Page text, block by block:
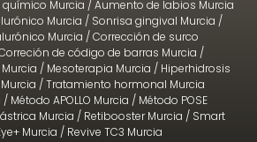
químico Murcia /Aumento de labios Murcia
Murcia / Sonrisa gingival Murcia /
Murcia /Corrección de surco
de código de barras Murcia /
/ Mesoterapia Murcia / Hiperhidrosis
/Tratamiento hormonal Murcia
/ Método APOLLO Murcia / Método POSE
Murcia / Retibooster Murcia / Smart
Murcia / Revive TC3 Murcia